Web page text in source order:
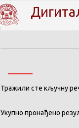
Тражили сте кључну
Укупно пронађено